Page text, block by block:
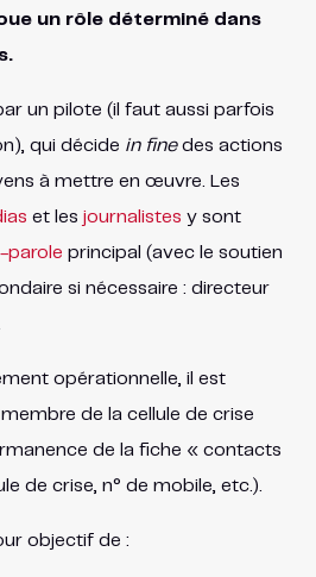
un rôle déterminé dans
un pilote (il faut aussi parfois
qui décide in finedes actions
à mettre en œuvre. Les
et les journalistes y sont
parole principal (avec le soutien
si nécessaire : directeur
opérationnelle, il est
de la cellule de crise
de la fiche « contacts
de crise, n° de mobile, etc.).
objectif de :